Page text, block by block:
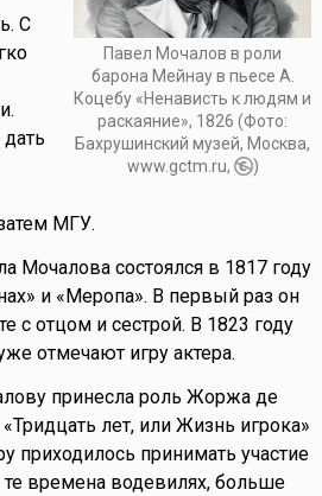
Павел Мочалов в роли
барона Мейнау в пьесе А.
Коцебу «Ненависть к людям и
раскаяние», 1826 (Фото:
Бахрушинский музей, Москва,
www.gctm.ru,
)
С
МГУ.
Мочалова состоялся в 1817 году
и «Меропа». В первый раз он
с отцом и сестрой. В 1823 году
отмечают игру актера.
принесла роль Жоржа де
лет, или Жизнь игрока»
приходилось принимать участие
времена водевилях, больше